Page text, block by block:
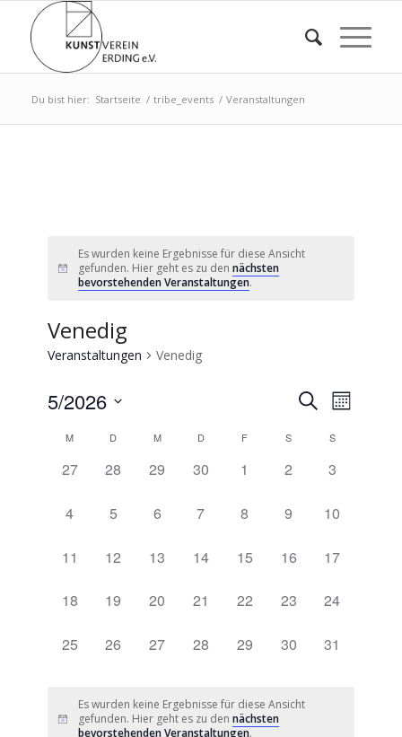
Du bist hier: Startseite / tribe_events / Veranstaltungen
Es wurden keine Ergebnisse für diese Ansicht
gefunden. Hier geht es zu den nächsten
bevorstehenden Veranstaltungen.
Venedig
Veranstaltungen Venedig
Suche
SucheMonat
5/2026
wählen.
Kalender
von
M D M D F S S
0
27
0
28
0
29
0
30
0
1
0
2
0
3
0
4
0
5
0
6
0
7
0
8
0
9
0
10
0
11
0
12
0
13
0
14
0
15
0
16
0
17
0
18
0
19
0
20
0
21
0
22
0
23
0
24
0
25
0
26
0
27
0
28
0
29
0
30
0
31
Es wurden keine Ergebnisse für diese Ansicht
gefunden. Hier geht es zu den nächsten
bevorstehenden Veranstaltungen.